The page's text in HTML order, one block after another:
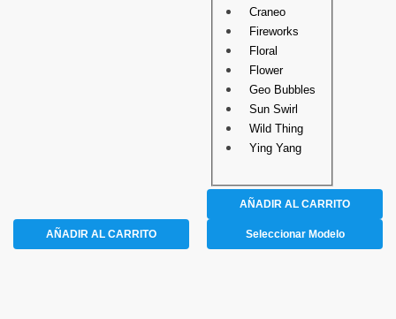
AÑADIR AL CARRITO
Craneo
Fireworks
Floral
Flower
Geo Bubbles
Sun Swirl
Wild Thing
Ying Yang
AÑADIR AL CARRITO
Seleccionar Modelo